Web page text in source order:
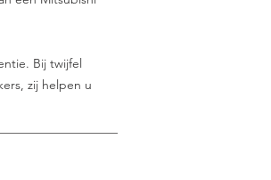
Bij twijfel
zij helpen u